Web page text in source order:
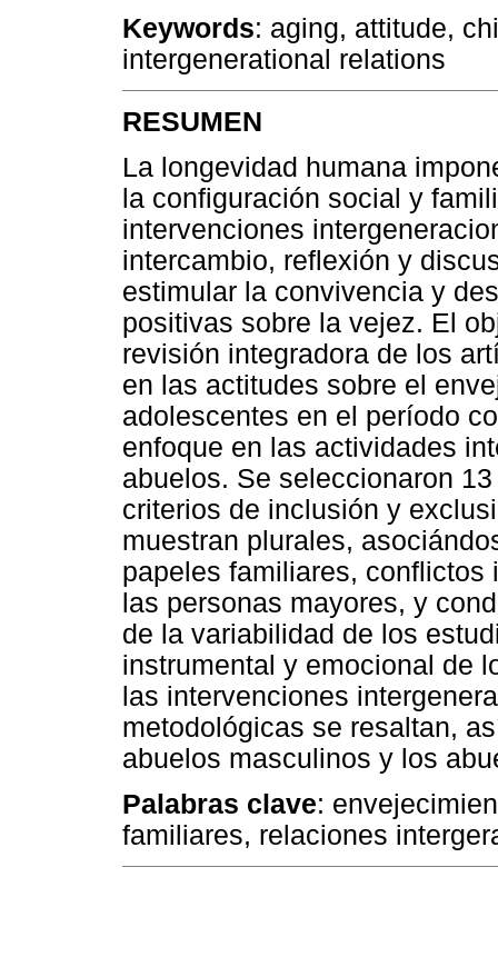
Keywords: aging, attitude,
intergenerational relations
RESUMEN
La longevidad humana
la configuración social y
intervenciones
intercambio, reflexión y
estimular la convivencia y
positivas sobre la vejez. El
revisión integradora de los
en las actitudes sobre el
adolescentes en el período
enfoque en las actividades
abuelos. Se seleccionaron
criterios de inclusión y
muestran plurales,
papeles familiares,
las personas mayores, y
de la variabilidad de los
instrumental y emocional de
las intervenciones
metodológicas se resaltan,
abuelos masculinos y los
Palabras clave:
familiares, relaciones